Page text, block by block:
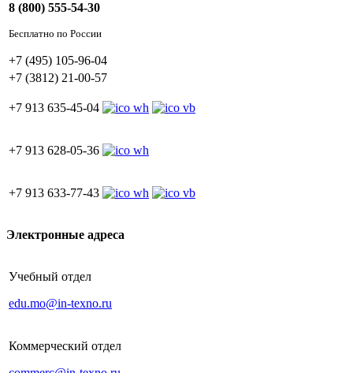
8 (800) 555-54-30
Бесплатно по России
+7 (495) 105-96-04
+7 (3812) 21-00-57
+7 913 635-45-04
+7 913 628-05-36
+7 913 633-77-43
Электронные адреса
Учебный отдел
edu.mo@in-texno.ru
Коммерческий отдел